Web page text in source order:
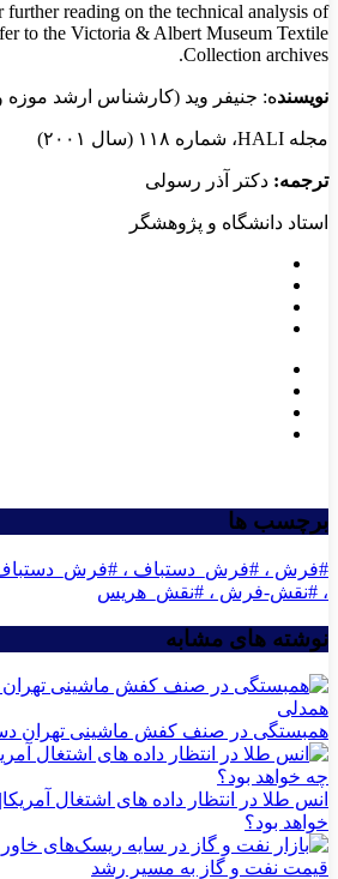
further reading on the technical analysis of
to the Victoria & Albert Museum Textile
Collection archives.
نویسنده: جنیفر وید (کارشناس ارشد موزه
مجله HALI، شماره ۱۱۸ (سال ۲۰۰۱)
ترجمه: دکتر آذر رسولی
استاد دانشگاه و پژوهشگر
برچسب ها
#فرش ، #فرش_دستباف ،
، #نقش-فرش ، #نقش_هریس
نوشته های مشابه
همبستگی در صنف کفش ماشینی تهران
انس طلا در انتظار داده های اشتغال
خواهد بود؟